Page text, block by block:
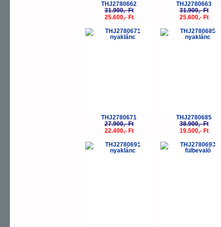
THJ2780662
31.900,- Ft
25.600,- Ft
THJ2780663
31.900,- Ft
25.600,- Ft
-20%
THJ2780671
27.900,- Ft
22.400,- Ft
-
THJ2780685
38.900,- Ft
19.500,- Ft
-50% -